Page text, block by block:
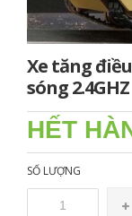
Xe tăng
sóng 2.4GHZ
HẾT
SỐ LƯỢNG